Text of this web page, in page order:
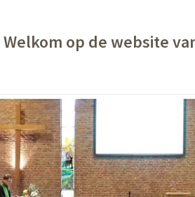
Welkom op de website